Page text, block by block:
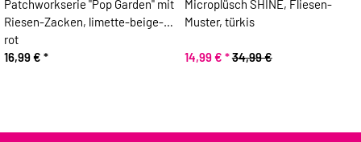
Patchworkserie "Pop Garden" mit
Riesen-Zacken, limette-beige-
rot
16,99 € *
Microplüsch SHINE, Fliesen-
Muster, türkis
14,99 € *34,99 €